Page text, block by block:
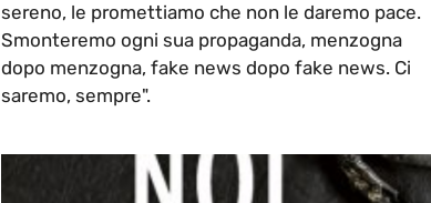
sereno, le promettiamo che non le daremo pace.
Smonteremo ogni sua propaganda, menzogna
dopo menzogna, fake news dopo fake news. Ci
saremo, sempre".